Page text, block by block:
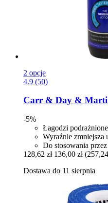
2 opcje
4.9 (50)
Carr & Day &
-5%
Łagodzi
Wyraźnie zmniejsza
Do stosowania przez
128,62 zł 136,00 zł
Dostawa do 11 sierpnia